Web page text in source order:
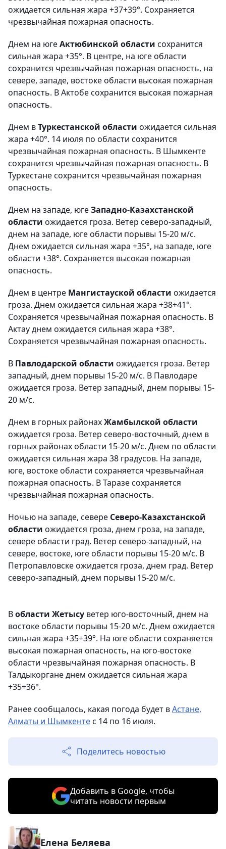
ожидается сильная жара +37+39°. Сохраняется
чрезвычайная пожарная опасность.
Днем на югеАктюбинской области сохранится
сильная жара +35°. В центре, на юге области
сохранится чрезвычайная пожарная опасность, на
севере, западе, востоке области высокая пожарная
опасность. В Актобе сохранится высокая пожарная
опасность.
Днем вТуркестанской области ожидается сильная
жара +40°. 14 июля по области сохранится
чрезвычайная пожарная опасность. В Шымкенте
сохранится чрезвычайная пожарная опасность. В
Туркестане сохранится чрезвычайная пожарная
опасность.
Днем на западе, югеЗападно-Казахстанской
области ожидается гроза. Ветер северо-западный,
днем на западе, юге области порывы 15-20 м/с.
Днем ожидается сильная жара +35°, на западе, юге
области +38°. Сохраняется высокая пожарная
опасность.
Днем в центре Мангистауской области ожидается
гроза. Днем ожидается сильная жара +38+41°.
Сохраняется чрезвычайная пожарная опасность. В
Актау днем ожидается сильная жара +38°.
Сохраняется чрезвычайная пожарная опасность.
В Павлодарской области ожидается гроза. Ветер
западный, днем порывы 15-20 м/с. В Павлодаре
ожидается гроза. Ветер западный, днем порывы 15-
20 м/с.
Днем в горных районахЖамбылской области
ожидается гроза. Ветер северо-восточный, днем в
горных районах области 15-20 м/с. Днем по области
ожидается сильная жара 38 градусов. На западе,
юге, востоке области сохраняется чрезвычайная
пожарная опасность. В Таразе сохраняется
чрезвычайная пожарная опасность.
Ночью на западе, севере Северо-Казахстанской
области ожидается гроза, днем гроза, на западе,
севере области град. Ветер северо-западный, на
севере, востоке, юге области порывы 15-20 м/с. В
Петропавловске ожидается гроза, днем град. Ветер
северо-западный, днем порывы 15-20 м/с.
Вобласти Жетысу ветер юго-восточный, днем на
востоке области порывы 15-20 м/с. Днем ожидается
сильная жара +35+39°. На юге области сохраняется
высокая пожарная опасность, на юго-востоке
области чрезвычайная пожарная опасность. В
Талдыкоргане днем ожидается сильная жара
+35+36°.
Ранее сообщалось, какая погода будет вАстане,
Алматы и Шымкентес 14 по 16 июля.
Поделитесь новостью
Добавить в Google, чтобы
читать новости первым
Елена Беляева